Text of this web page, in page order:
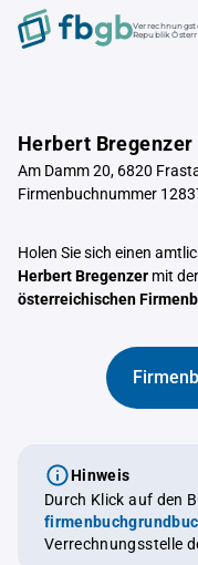
Republik
Herbert Bregenzer
Am Damm 20, 6820
Firmenbuchnummer
Holen Sie sich einen
Herbert Bregenzer mit
österreichischen
Hinweis
Durch Klick auf den
Verrechnungsstelle